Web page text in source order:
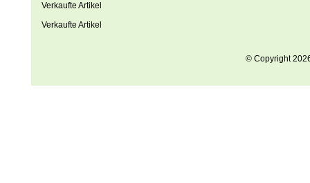
Verkaufte Artikel
Verkaufte Artikel
© Copyright